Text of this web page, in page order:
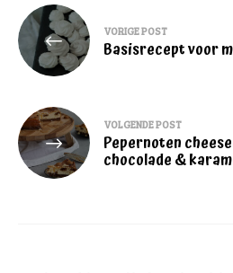
Bericht
navigatieVORIGE POST
Basisrecept voor
VOLGENDE POST
Pepernoten
chocolade &